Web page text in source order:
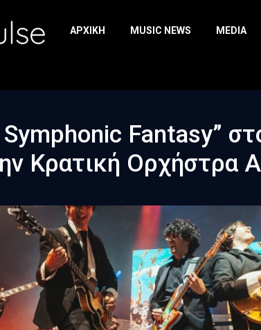
ΑΡΧΙΚΉ MUSIC NEWS MEDIA
Fantasy”
Κρατική Ορχήστρα